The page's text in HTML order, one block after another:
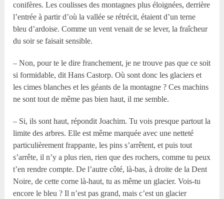
conifères. Les coulisses des montagnes plus éloignées, derrière
l’entrée à partir d’où la vallée se rétrécit, étaient d’un terne
bleu d’ardoise. Comme un vent venait de se lever, la fraîcheur
du soir se faisait sensible.
– Non, pour te le dire franchement, je ne trouve pas que ce soit
si formidable, dit Hans Castorp. Où sont donc les glaciers et
les cimes blanches et les géants de la montagne ? Ces machins
ne sont tout de même pas bien haut, il me semble.
– Si, ils sont haut, répondit Joachim. Tu vois presque partout la
limite des arbres. Elle est même marquée avec une netteté
particulièrement frappante, les pins s’arrêtent, et puis tout
s’arrête, il n’y a plus rien, rien que des rochers, comme tu peux
t’en rendre compte. De l’autre côté, là-bas, à droite de la Dent
Noire, de cette corne là-haut, tu as même un glacier. Vois-tu
encore le bleu ? Il n’est pas grand, mais c’est un glacier